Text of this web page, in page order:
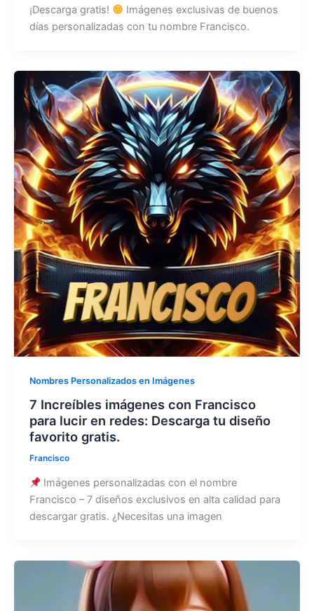
¡Descarga gratis!
Imágenes exclusivas de buenos
días personalizadas con tu nombre Francisco.
Nombres Personalizados en Imágenes
7 Increíbles imágenes con Francisco
para lucir en redes: Descarga tu diseño
favorito gratis.
Francisco
Imágenes personalizadas con el nombre
Francisco – 7 diseños exclusivos en alta calidad para
descargar gratis. ¿Necesitas una imagen